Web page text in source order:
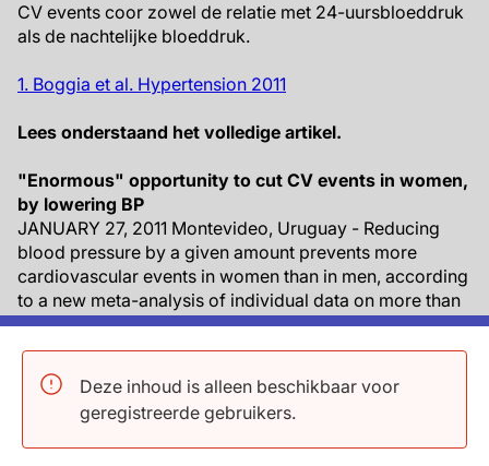
Deze inhoud is alleen beschikbaar voor
geregistreerde gebruikers.
CV events coor zowel de relatie met 24-uursbloeddruk
als de nachtelijke bloeddruk.
1. Boggia et al. Hypertension 2011
Lees onderstaand het volledige artikel.
"Enormous" opportunity to cut CV events in women,
by lowering BP
JANUARY 27, 2011 Montevideo, Uruguay - Reducing
blood pressure by a given amount prevents more
cardiovascular events in women than in men, according
to a new meta-analysis of individual data on more than
9000 subjects. The study is the first to examine sex-
specific differences in the association between
outcome and BP based on ambulatory monitoring, say
Dr José Boggia (Universidad de la República,
Montevideo, Uruguay) and colleagues in their paper
published online in Hypertension.Although the results